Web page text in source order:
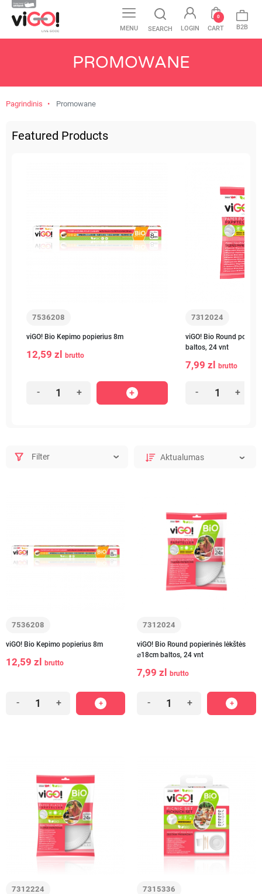
MENU SEARCH LOGIN CART
0
B2B
PROMOWANE
Pagrindinis Promowane
Featured Products
7536208
viGO! Bio Kepimo popierius 8m
12,59 zl brutto
- +
7312024
viGO! Bio Round
baltos, 24 vnt
7,99 zl brutto
- +
Filter
7536208
viGO! Bio Kepimo popierius 8m
12,59 zl brutto
- +
7312024
viGO! Bio Round popierinės lėkštės
⌀18cm baltos, 24 vnt
7,99 zl brutto
- +
7312224 7315336